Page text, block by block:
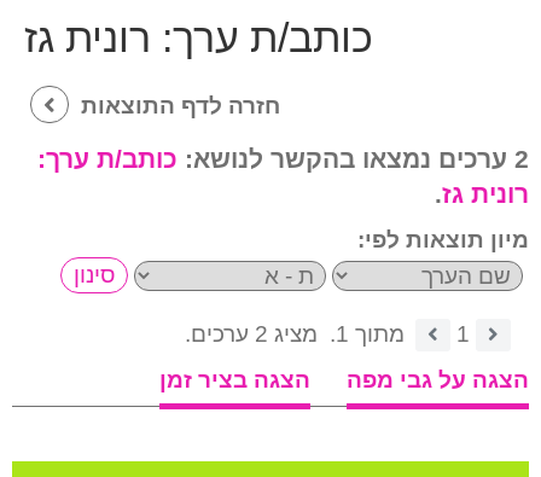
כותב/ת ערך: רונית גז
חזרה לדף התוצאות
2 ערכים נמצאו בהקשר לנושא:
כותב/ת ערך:
רונית גז.
מיון תוצאות לפי:
1 מתוך 1.
מציג 2 ערכים.
הצגה על גבי מפה
הצגה בציר זמן